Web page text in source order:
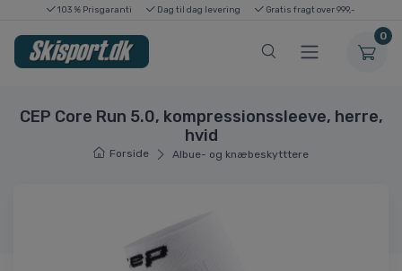
103 % Prisgaranti Dag til dag levering Gratis fragt over 999,-
0
CEP Core Run 5.0, kompressionssleeve, herre,
hvid
Forside Albue- og knæbeskytttere